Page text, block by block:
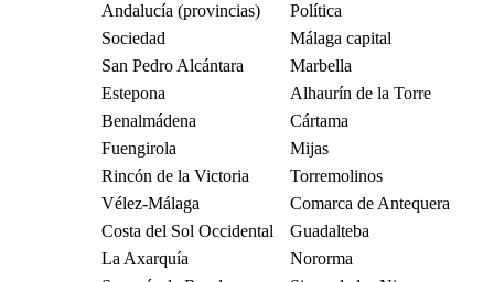
Andalucía (provincias)
Política
Sociedad
Málaga capital
San Pedro Alcántara
Marbella
Estepona
Alhaurín de la Torre
Benalmádena
Cártama
Fuengirola
Mijas
Rincón de la Victoria
Torremolinos
Vélez-Málaga
Comarca de Antequera
Costa del Sol Occidental
Guadalteba
La Axarquía
Nororma